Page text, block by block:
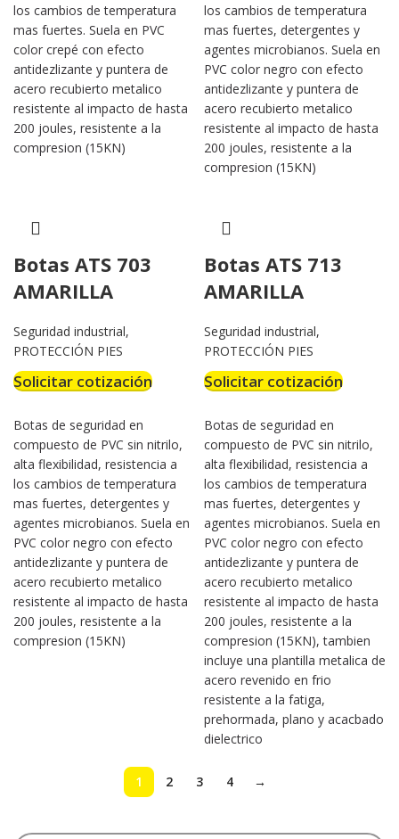
los cambios de temperatura
mas fuertes. Suela en PVC
color crepé con efecto
antidezlizante y puntera de
acero recubierto metalico
resistente al impacto de hasta
200 joules, resistente a la
compresion (15KN)
los cambios de temperatura
mas fuertes, detergentes y
agentes microbianos. Suela en
PVC color negro con efecto
antidezlizante y puntera de
acero recubierto metalico
resistente al impacto de hasta
200 joules, resistente a la
compresion (15KN)
Botas ATS 703
AMARILLA
Seguridad industrial,
PROTECCIÓN PIES
Solicitar cotización
Botas de seguridad en
compuesto de PVC sin nitrilo,
alta flexibilidad, resistencia a
los cambios de temperatura
mas fuertes, detergentes y
agentes microbianos. Suela en
PVC color negro con efecto
antidezlizante y puntera de
acero recubierto metalico
resistente al impacto de hasta
200 joules, resistente a la
compresion (15KN)
Botas ATS 713
AMARILLA
Seguridad industrial,
PROTECCIÓN PIES
Solicitar cotización
Botas de seguridad en
compuesto de PVC sin nitrilo,
alta flexibilidad, resistencia a
los cambios de temperatura
mas fuertes, detergentes y
agentes microbianos. Suela en
PVC color negro con efecto
antidezlizante y puntera de
acero recubierto metalico
resistente al impacto de hasta
200 joules, resistente a la
compresion (15KN), tambien
incluye una plantilla metalica de
acero revenido en frio
resistente a la fatiga,
prehormada, plano y acacbado
dielectrico
1 2 3 4 →